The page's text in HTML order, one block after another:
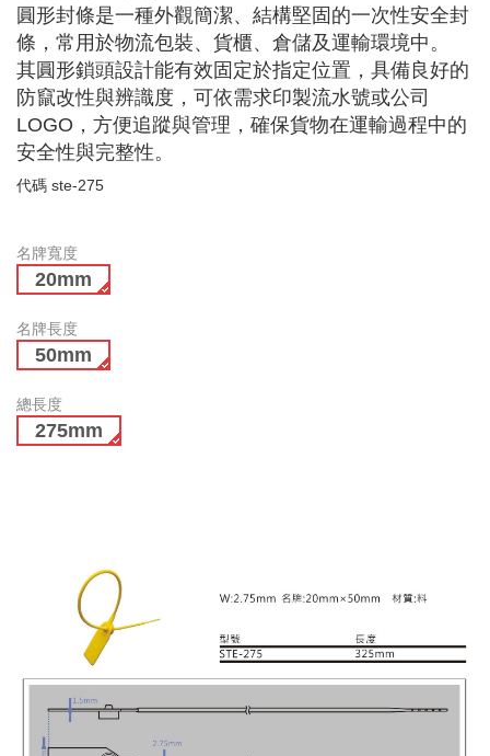
圓形封條是一種外觀簡潔、結構堅固的一次性安全封
條，常用於物流包裝、貨櫃、倉儲及運輸環境中。
其圓形鎖頭設計能有效固定於指定位置，具備良好的
防竄改性與辨識度，可依需求印製流水號或公司
LOGO，方便追蹤與管理，確保貨物在運輸過程中的
安全性與完整性。
代碼 ste-275
名牌寬度
20mm
名牌長度
50mm
總長度
275mm